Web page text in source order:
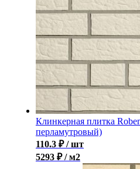
Клинкерная плитка
перламутровый)
110.3 ₽ / шт
5293 ₽ / м2